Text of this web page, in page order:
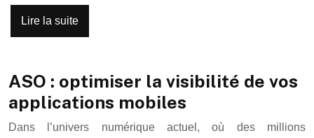
Lire la suite
ASO : optimiser la visibilité de vos
applications mobiles
Dans l’univers numérique actuel, où des millions